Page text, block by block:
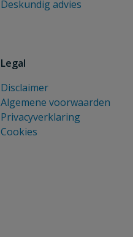
Deskundig advies
Legal
Disclaimer
Algemene voorwaarden
Privacyverklaring
Cookies